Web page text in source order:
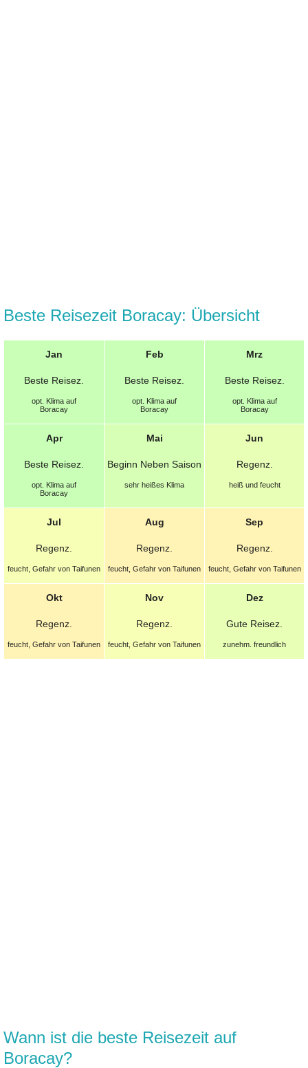
Beste Reisezeit Boracay: Übersicht
Jan
Beste Reisez.
opt. Klima auf
Boracay
Feb
Beste Reisez.
opt. Klima auf
Boracay
Mrz
Beste Reisez.
opt. Klima auf
Boracay
Apr
Beste Reisez.
opt. Klima auf
Boracay
Mai
Beginn Neben Saison
sehr heißes Klima
Jun
Regenz.
heiß und feucht
Jul
Regenz.
feucht, Gefahr von Taifunen
Aug
Regenz.
feucht, Gefahr von Taifunen
Sep
Regenz.
feucht, Gefahr von Taifunen
Okt
Regenz.
feucht, Gefahr von Taifunen
Nov
Regenz.
feucht, Gefahr von Taifunen
Dez
Gute Reisez.
zunehm. freundlich
Wann ist die beste Reisezeit auf
Boracay?